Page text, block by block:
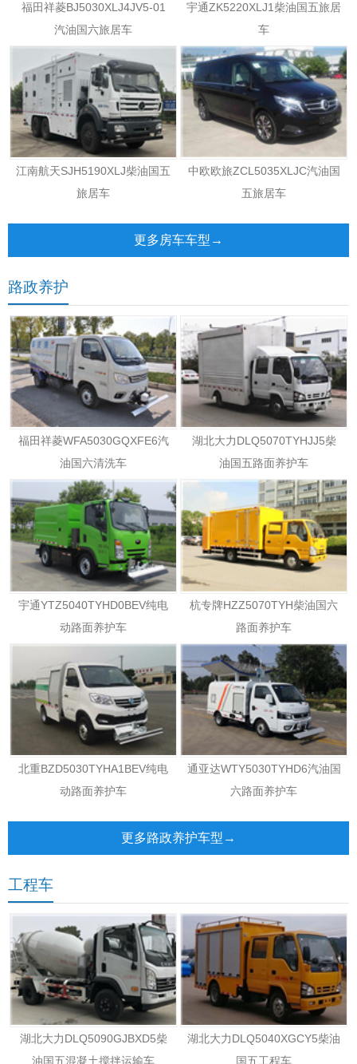
福田祥菱BJ5030XLJ4JV5-01
汽油国六旅居车
宇通ZK5220XLJ1柴油国五旅居
车
江南航天SJH5190XLJ柴油国五
旅居车
中欧欧旅ZCL5035XLJC汽油国
五旅居车
更多房车车型→
路政养护
福田祥菱WFA5030GQXFE6汽
油国六清洗车
湖北大力DLQ5070TYHJJ5柴
油国五路面养护车
宇通YTZ5040TYHD0BEV纯电
动路面养护车
杭专牌HZZ5070TYH柴油国六
路面养护车
北重BZD5030TYHA1BEV纯电
动路面养护车
通亚达WTY5030TYHD6汽油国
六路面养护车
更多路政养护车型→
工程车
湖北大力DLQ5090GJBXD5柴
油国五混凝土搅拌运输车
湖北大力DLQ5040XGCY5柴油
国五工程车